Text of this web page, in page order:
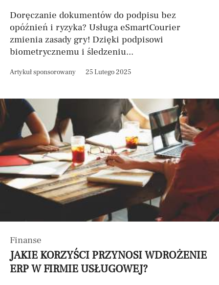
Doręczanie dokumentów do podpisu bez
opóźnień i ryzyka? Usługa eSmartCourier
zmienia zasady gry! Dzięki podpisowi
biometrycznemu i śledzeniu...
Artykuł sponsorowany 25 Lutego 2025
Finanse
JAKIE KORZYŚCI PRZYNOSI WDROŻENIE
ERP W FIRMIE USŁUGOWEJ?